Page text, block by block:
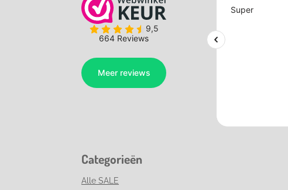
Categorieën
Alle SALE